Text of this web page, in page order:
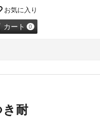
お気に入り
カート 0
き耐